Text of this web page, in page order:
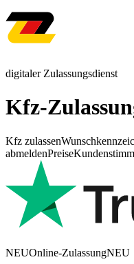
digitaler Zulassungsdienst
Kfz-
Kfz zulassen
abmeldenPreise
NEUOnline-ZulassungNEU